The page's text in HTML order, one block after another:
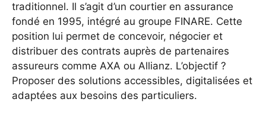
traditionnel. Il s’agit d’un courtier en assurance
fondé en 1995, intégré au groupe FINARE. Cette
position lui permet de concevoir, négocier et
distribuer des contrats auprès de partenaires
assureurs comme AXA ou Allianz. L’objectif ?
Proposer des solutions accessibles, digitalisées et
adaptées aux besoins des particuliers.